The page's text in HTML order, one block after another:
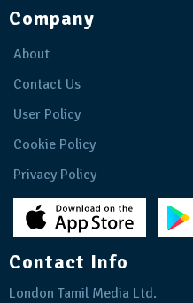
Company
About
Contact Us
User Policy
Cookie Policy
Privacy Policy
Contact Info
London Tamil Media Ltd.